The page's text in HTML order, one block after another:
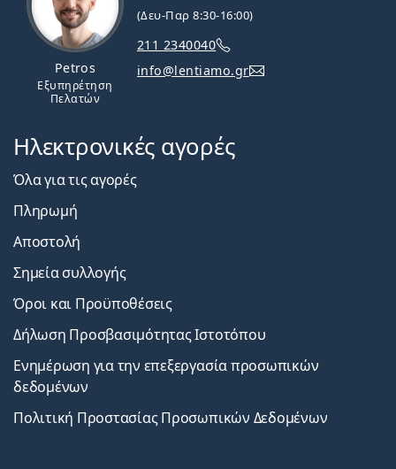
Petros
Εξυπηρέτηση
Πελατών
(Δευ-Παρ 8:30-16:00)
211 2340040
info@lentiamo.gr
Ηλεκτρονικές αγορές
Όλα για τις αγορές
Πληρωμή
Αποστολή
Σημεία συλλογής
Όροι και Προϋποθέσεις
Δήλωση Προσβασιμότητας Ιστοτόπου
Ενημέρωση για την επεξεργασία προσωπικών
δεδομένων
Πολιτική Προστασίας Προσωπικών Δεδομένων